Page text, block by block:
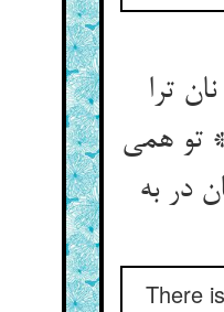
ترا
تو همی
در به
There